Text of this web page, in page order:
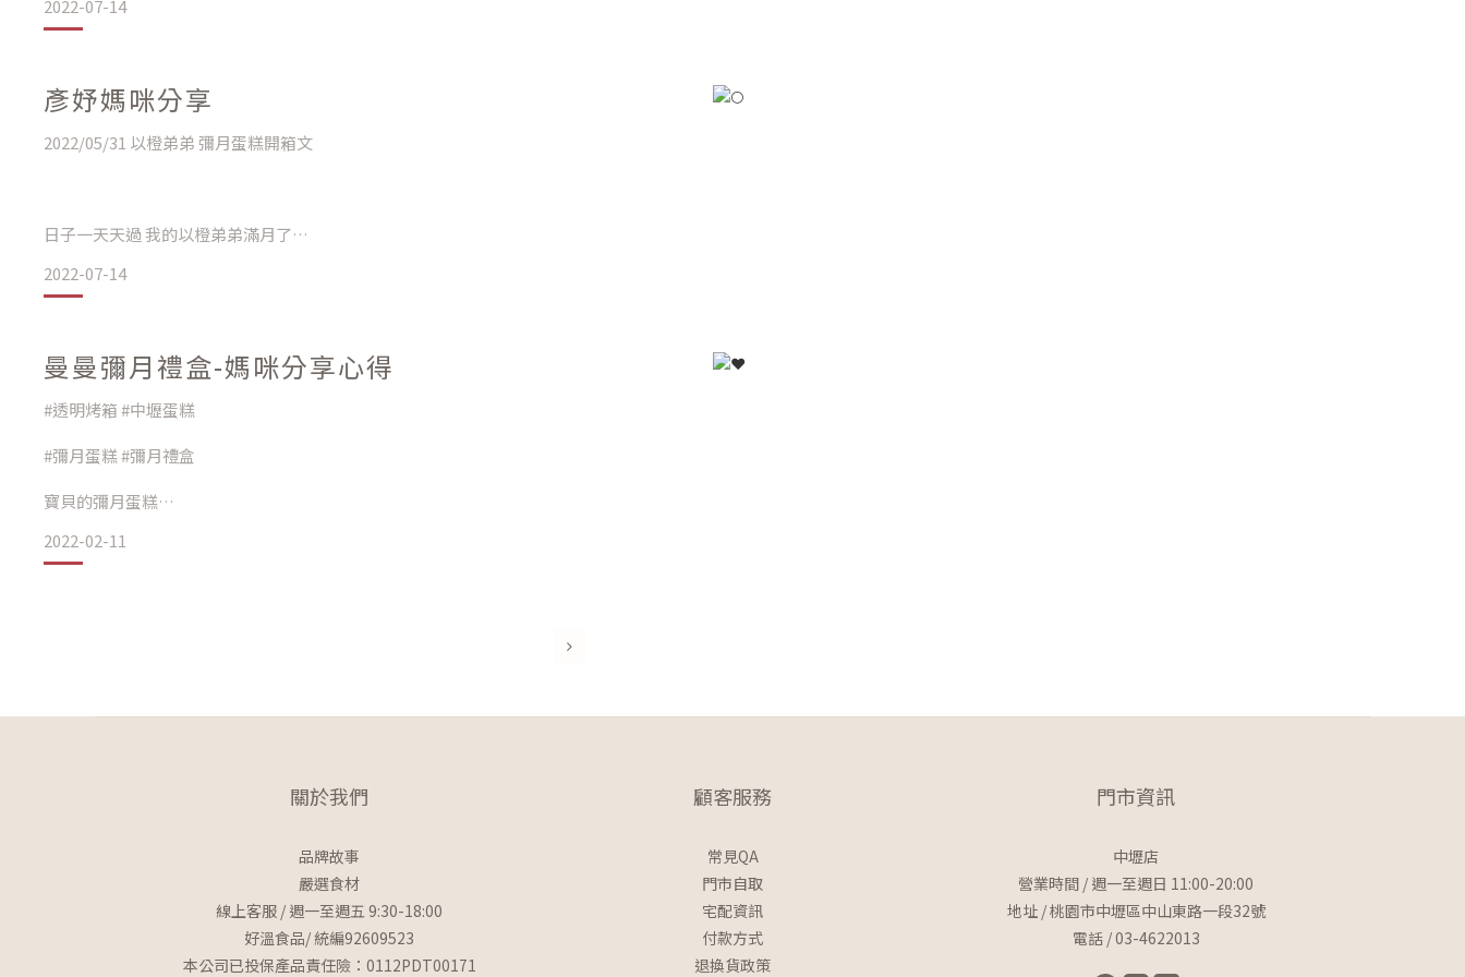
一個月長肉不少
看著裡面各種表情包一個笑噴太可愛太療癒了
臨時被通知跑急診真的很挫
疫情期間導致必須漫漫等待檢測
不過也算小事化無
盼接下來平安順利
試吃彌月蛋糕「透明烤箱」
每個口味都好誘人
2022-07-14
彥妤媽咪分享
2022/05/31 以橙弟弟 彌月蛋糕開箱文
日子一天天過 我的以橙弟弟滿月了
麻麻我在弟弟還沒出生就開始尋覓弟弟的滿月蛋糕
但麻麻我愛吃蛋糕所以不好意思囉
私心就選擇蛋糕跟大家分享辣
網路上琳瑯滿目的彌月蛋糕
某天在臉書看到透明烤箱．Reliable Oven整個被圈粉
2022-07-14
曼曼彌月禮盒-媽咪分享心得
#透明烤箱 #中壢蛋糕
#彌月蛋糕 #彌月禮盒
寶貝的彌月蛋糕
這次選擇的是透明烤箱
每個年紀都適合口味的蛋糕
2.3寸獨享版一人一個剛剛好
2022-02-11
關於我們
品牌故事
嚴選食材
線上客服 / 週一至週五 9:30-18:00
好溫食品/ 統編92609523
本公司已投保產品責任險：0112PDT00171
顧客服務
常見QA
門市自取
宅配資訊
付款方式
退換貨政策
門市資訊
中壢店
營業時間 / 週一至週日 11:00-20:00
地址 / 桃園市中壢區中山東路一段32號
電話 / 03-4622013